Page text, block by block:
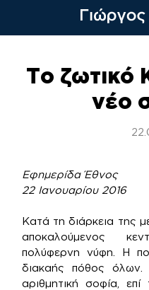
contentΤο ζωτικό
νέο
Εφημερίδα Έθνος
22 Ιανουαρίου 2016
Κατά τη διάρκεια της
αποκαλούμενος
πολύφερνη νύφη. Η
διακαής πόθος όλων.
αριθμητική σοφία,